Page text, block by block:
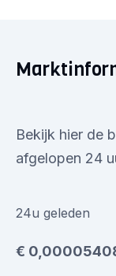
Bekijk hier de
afgelopen 24
24u geleden
€